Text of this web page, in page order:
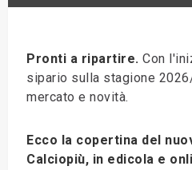
Pronti a ripartire. Con
sipario sulla stagione
mercato e novità.
Ecco la copertina del
Calciopiù, in edicola e